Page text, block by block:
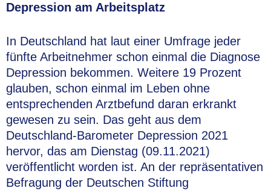
Depression am Arbeitsplatz
In Deutschland hat laut einer Umfrage jeder
fünfte Arbeitnehmer schon einmal die Diagnose
Depression bekommen. Weitere 19 Prozent
glauben, schon einmal im Leben ohne
entsprechenden Arztbefund daran erkrankt
gewesen zu sein. Das geht aus dem
Deutschland-Barometer Depression 2021
hervor, das am Dienstag (09.11.2021)
veröffentlicht worden ist. An der repräsentativen
Befragung der Deutschen Stiftung